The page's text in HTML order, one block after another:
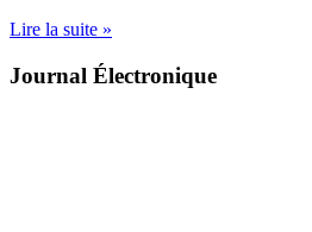
Lire la suite »
Journal Électronique